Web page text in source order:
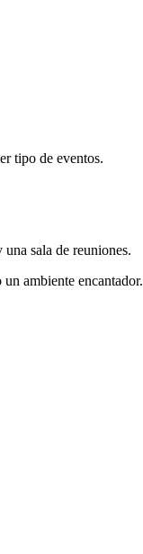
tipo de eventos.
sala de reuniones.
ambiente encantador.